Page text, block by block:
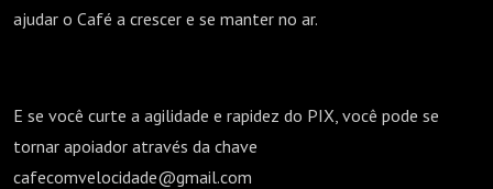
ajudar o Café a crescer e se manter no ar.
E se você curte a agilidade e rapidez do PIX, você pode se
tornar apoiador através da chave
cafecomvelocidade@gmail.com